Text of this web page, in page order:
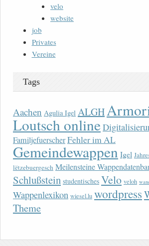
velo
website
job
Privates
Vereine
Tags
Aachen Agulia Igel ALGH
Loutsch online
FamiljefuerscherFehler im AL
Gemeindewappen Igel
lëtzebuergesch Meilensteine
Schlußstein studentisches Velo veloh
Wappenlexikon wiesel.lu wordpress
Theme